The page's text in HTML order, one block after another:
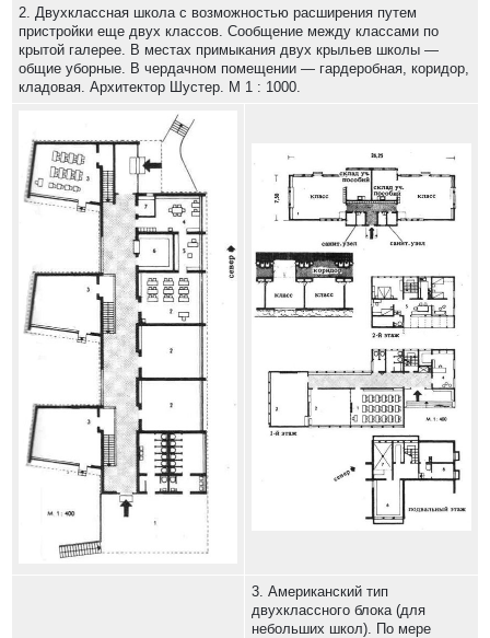
2. Двухклассная школа с возможностью расширения путем
пристройки еще двух классов. Сообщение между классами по
крытой галерее. В местах примыкания двух крыльев школы —
общие уборные. В чердачном помещении — гардеробная, коридор,
кладовая. Архитектор Шустер. М 1 : 1000.
3. Американский тип
двухклассного блока (для
небольших школ). По мере